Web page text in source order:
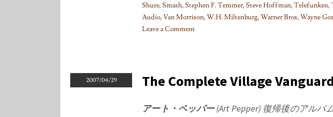
Shure,Smash,Stephen F. Temmer,Steve Hoffman,Telefunken,
Audio,Van Morrison,W.H. Miltenburg,Warner Bros,Wayne
Leave a Comment
learned
on
EQ
2007/04/29 The Complete Village
アート・ペッパー (Art Pepper)復帰後のアルバ